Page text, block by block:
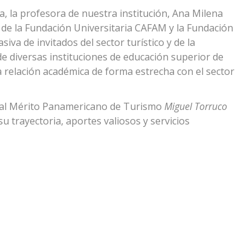
la profesora de nuestra institución, Ana Milena
la Fundación Universitaria CAFAM y la Fundación
de invitados del sector turístico y de la
diversas instituciones de educación superior de
académica de forma estrecha con el sector
Mérito Panamericano de Turismo Miguel Torruco
trayectoria, aportes valiosos y servicios